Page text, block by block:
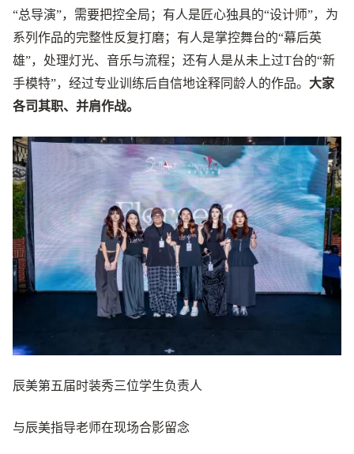
“总导演”，需要把控全局；有人是匠心独具的“设计师”，为
系列作品的完整性反复打磨；有人是掌控舞台的“幕后英
雄”，处理灯光、音乐与流程；还有人是从未上过T台的“新
手模特”，经过专业训练后自信地诠释同龄人的作品。 大家
各司其职、并肩作战。
辰美第五届时装秀三位学生负责人
与辰美指导老师在现场合影留念